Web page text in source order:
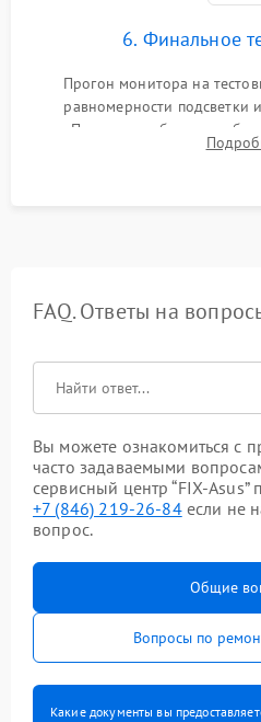
6. Финальное
Прогон монитора на
равномерности подсветки
Проверка
DisplayPort, VGA) и кнопок
FAQ. Ответы на
Вы можете ознакомиться с
часто задаваемыми
сервисный центр “FIX-
+7 (846) 219-26-84если не
вопрос.
Общие
Вопросы по
Какие документы вы